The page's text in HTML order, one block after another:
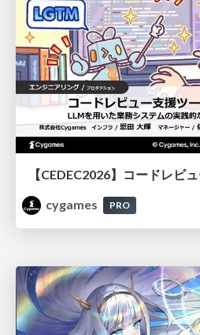
cygames
PRO